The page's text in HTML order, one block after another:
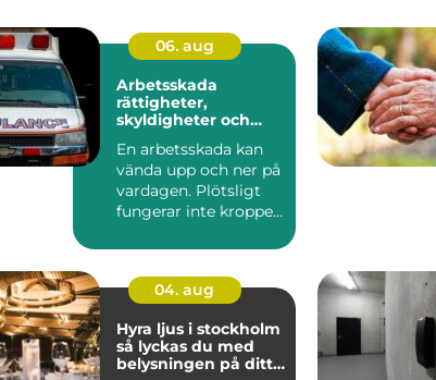
06. aug
Arbetsskada
rättigheter,
skyldigheter och
En arbetsskada kan
vända upp och ner på
vardagen. Plötsligt
fungerar inte kroppen
04. aug
Hyra ljus i stockholm
så lyckas du med
belysningen på ditt